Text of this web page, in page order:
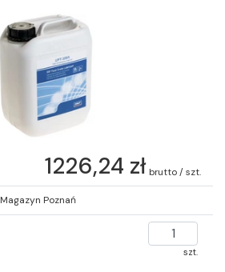
1226,24 zł brutto / szt.
Magazyn Poznań
szt.